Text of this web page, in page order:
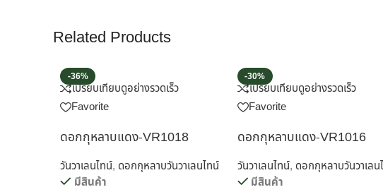
Related Products
-36%
เปรียบเทียบดูอย่างรวดเร็ว
Favorite
ดอกกุหลาบแดง-VR1018
วันวาเลนไทน์, ดอกกุหลาบวันวาเลนไทน์
มีสินค้า
-30%
เปรียบเทียบดูอย่างรวดเร็ว
Favorite
ดอกกุหลาบแดง-VR1016
วันวาเลนไทน์, ดอกกุหลาบวันวาเลน
มีสินค้า